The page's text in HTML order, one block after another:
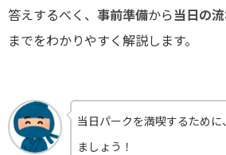
答えするべく、 事前準備から当日の
までをわかりやすく解説します。
当日パークを満喫するため
ましょう！